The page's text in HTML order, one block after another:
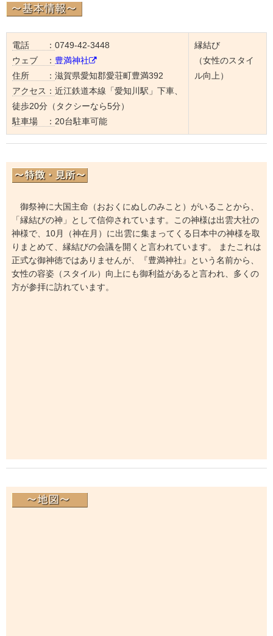
電話 ： 0749-42-3448
ウェブ ： 豊満神社
住所 ： 滋賀県愛知郡愛荘町豊満392
アクセス： 近江鉄道本線「愛知川駅」下車、
徒歩20分（タクシーなら5分）
駐車場 ： 20台駐車可能
縁結び
（女性のスタイ
ル向上）
御祭神に大国主命（おおくにぬしのみこと）がいることから、
「縁結びの神」として信仰されています。この神様は出雲大社の
神様で、10月（神在月）に出雲に集まってくる日本中の神様を取
りまとめて、縁結びの会議を開くと言われています。 またこれは
正式な御神徳ではありませんが、『豊満神社』という名前から、
女性の容姿（スタイル）向上にも御利益があると言われ、多くの
方が参拝に訪れています。